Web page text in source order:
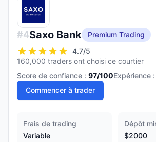
#4Saxo Bank
Premium Trading
4.7/5
160,000 traders ont choisi ce courtier
Score de confiance : 97/100Expérience :
Commencer à trader
Frais de trading
Variable
Dépôt
$2000